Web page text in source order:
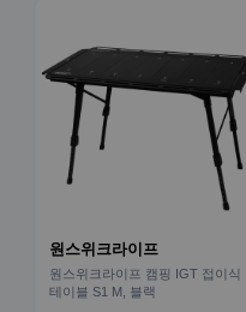
원스위크라이프
원스위크라이프 캠핑 IGT 접이식
테이블 S1 M, 블랙